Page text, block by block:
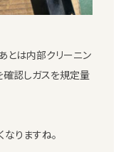
とは内部クリーニン
認しガスを規定量
りますね。